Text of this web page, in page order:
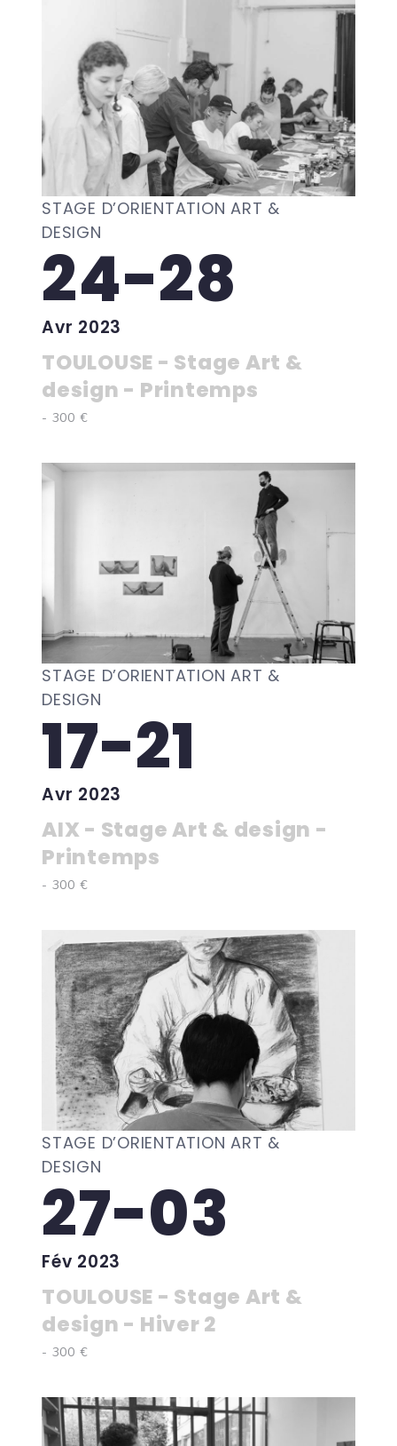
STAGE D’ORIENTATION ART &
DESIGN
24-28
Avr 2023
TOULOUSE - Stage Art &
design - Printemps
- 300 €
STAGE D’ORIENTATION ART &
DESIGN
17-21
Avr 2023
AIX - Stage Art & design -
Printemps
- 300 €
STAGE D’ORIENTATION ART &
DESIGN
27-03
Fév 2023
TOULOUSE - Stage Art &
design - Hiver 2
- 300 €